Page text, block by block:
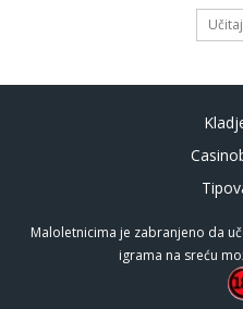
Maloletnicima je zabranjeno da
igrama na sreću